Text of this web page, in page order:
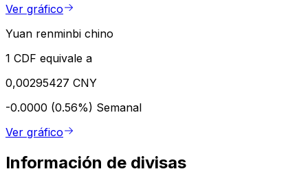
Ver gráfico
Yuan renminbi chino
1 CDF equivale a
0,00295427 CNY
-0.0000 (0.56%) Semanal
Ver gráfico
Información de divisas